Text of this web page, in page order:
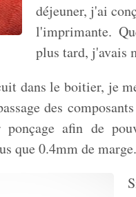
déjeuner, j'ai
l'imprimante.
plus tard, j'avais
dans le boitier, je
des
afin de
que 0.4mm de marge.